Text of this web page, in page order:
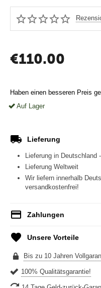
€110.00
Haben einen besseren Preis
Auf Lager
Lieferung
Lieferung in Deutschland
Lieferung Weltweit
Wir liefern innerhalb
versandkostenfrei!
Zahlungen
Unsere Vorteile
Bis zu 10 Jahren
100% Qualitätsgarantie!